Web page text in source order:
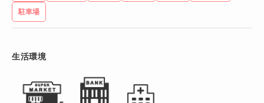
駐車場
生活環境